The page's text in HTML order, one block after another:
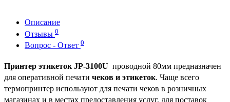
Описание
Отзывы 0
Вопрос - Ответ 0
Принтер этикеток JP-3100U проводной 80мм предназначен
для оперативной печати чеков и этикеток. Чаще всего
термопринтер используют для печати чеков в розничных
магазинах и в местах предоставления услуг, для поставок